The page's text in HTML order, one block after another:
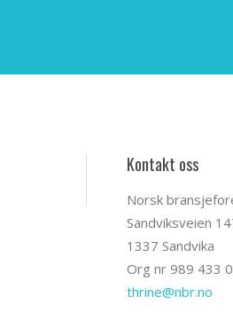
Kontakt oss
Norsk
Sandviksveien
1337 Sandvika
Org nr 989 433
thrine@nbr.no